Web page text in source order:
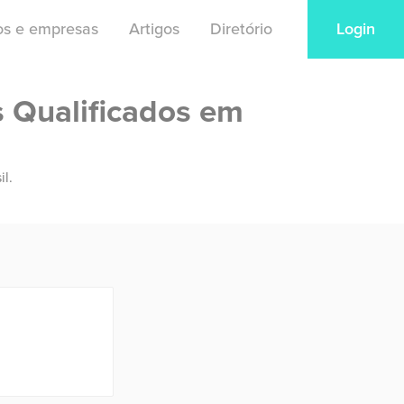
e empresas Artigos Diretório Login
Qualificados em